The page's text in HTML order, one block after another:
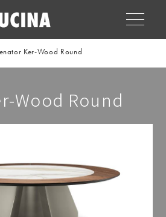
Ker-Wood Round
Wood Round